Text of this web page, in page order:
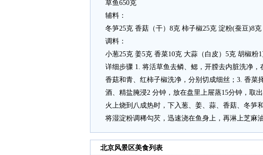
草鱼650克
辅料：
冬笋25克 香菇（干）8克 柿子椒25克 淀粉(蚕豆)8克
调料：
小葱25克 姜5克 香菜10克 大蒜（白皮）5克 胡椒粉
详细步骤 1. 将活草鱼去鳞、鳃，开膛去内脏洗净，
香菇和青、红柿子椒洗净，分别切成细丝；3. 香菜
酒、精盐腌浸2 分钟，放在盘里上屉蒸15分钟，取
火上烧到八成热时，下入葱、姜、蒜、香菇、冬笋
将湿淀粉调稀勾芡，迅速浇在鱼身上，再淋上芝麻
北京风景区美食列表